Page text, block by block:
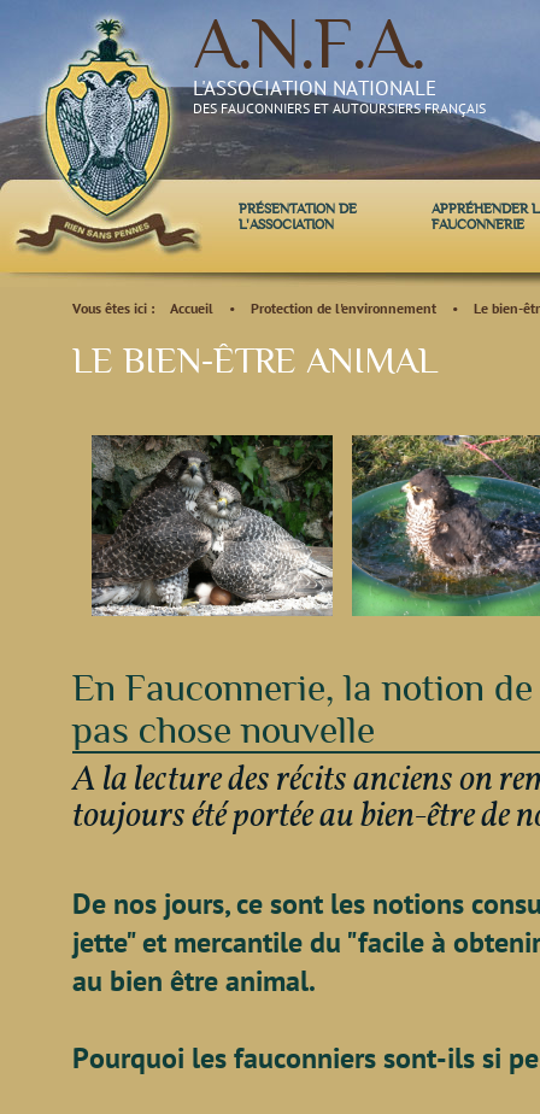
A.N.F.A.
L'ASSOCIATION NATIONALE
DES FAUCONNIERS ET AUTOURSIERS FRANÇAIS
PRÉSENTATION DE
L'ASSOCIATION
APPRÉHENDER
FAUCONNERIE
Vous êtes ici : Accueil • Protection de l'environnement • Le bien-
LE BIEN-ÊTRE ANIMAL
En Fauconnerie, la notion
pas chose nouvelle
A la lecture des récits anciens on
toujours été portée au bien-être de
De nos jours, ce sont les notions
jette" et mercantile du "facile à
au bien être animal.
Pourquoi les fauconniers sont-ils si